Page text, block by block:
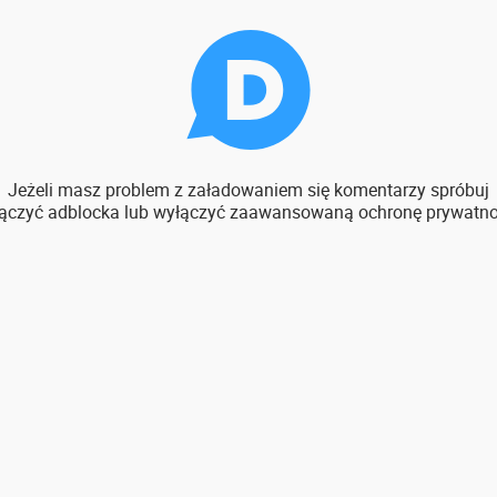
Jeżeli masz problem z załadowaniem się komentarzy spróbuj
adblocka lub wyłączyć zaawansowaną ochronę